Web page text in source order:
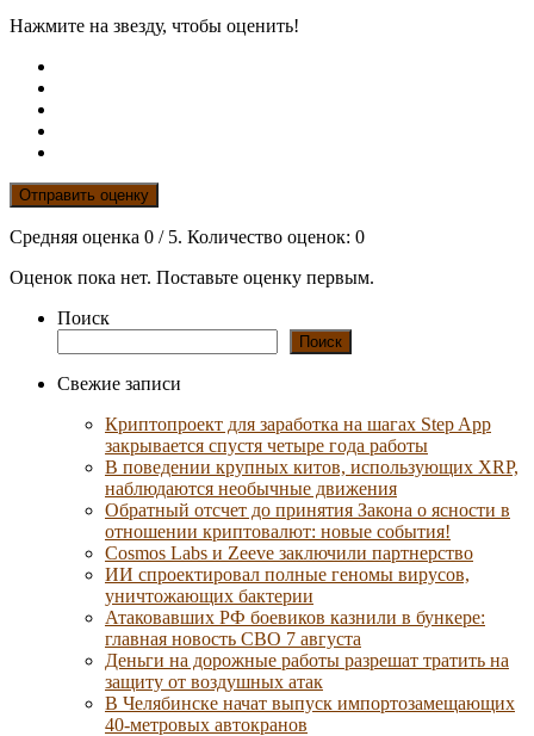
Нажмите на звезду, чтобы оценить!
Отправить оценку
Средняя оценка 0 / 5. Количество оценок: 0
Оценок пока нет. Поставьте оценку первым.
Поиск
Поиск
Свежие записи
Криптопроект для заработка на шагах Step App
закрывается спустя четыре года работы
В поведении крупных китов, использующих XRP,
наблюдаются необычные движения
Обратный отсчет до принятия Закона о ясности в
отношении криптовалют: новые события!
Cosmos Labs и Zeeve заключили партнерство
ИИ спроектировал полные геномы вирусов,
уничтожающих бактерии
Атаковавших РФ боевиков казнили в бункере:
главная новость СВО 7 августа
Деньги на дорожные работы разрешат тратить на
защиту от воздушных атак
В Челябинске начат выпуск импортозамещающих
40-метровых автокранов